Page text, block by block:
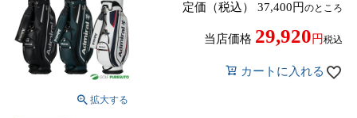
定価（税込） 37,400 のところ
当店価格 29,920 税込
カートに入れる